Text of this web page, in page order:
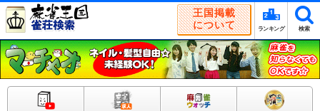
王国掲載
について
ランキング 検索